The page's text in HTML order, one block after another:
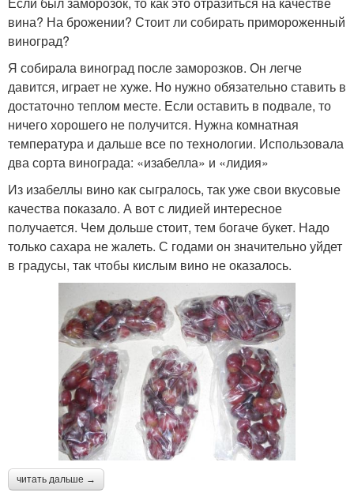
вина? На брожении? Стоит ли собирать примороженный
виноград?
Я собирала виноград после заморозков. Он легче
давится, играет не хуже. Но нужно обязательно ставить в
достаточно теплом месте. Если оставить в подвале, то
ничего хорошего не получится. Нужна комнатная
температура и дальше все по технологии. Использовала
два сорта винограда: «изабелла» и «лидия»
Из изабеллы вино как сыгралось, так уже свои вкусовые
качества показало. А вот с лидией интересное
получается. Чем дольше стоит, тем богаче букет. Надо
только сахара не жалеть. С годами он значительно уйдет
в градусы, так чтобы кислым вино не оказалось.
читать дальше →